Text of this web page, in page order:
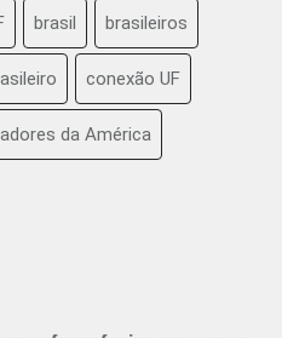
brasil brasileiros
conexão UF
da América